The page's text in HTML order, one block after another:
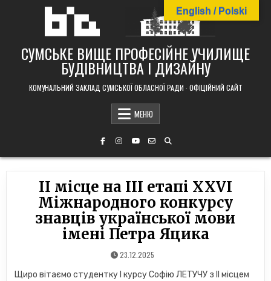
СУМСЬКЕ ВИЩЕ ПРОФЕСІЙНЕ УЧИЛИЩЕ
БУДІВНИЦТВА І ДИЗАЙНУ
КОМУНАЛЬНИЙ ЗАКЛАД СУМСЬКОЇ ОБЛАСНОЇ РАДИ · ОФІЦІЙНИЙ САЙТ
МЕНЮ
II місце на ІІІ етапі ХХVІ
Міжнародного конкурсу
знавців української мови
імені Петра Яцика
23.12.2025
Щиро вітаємо студентку І курсу Софію ЛЕТУЧУ з II місцем
English / Polski